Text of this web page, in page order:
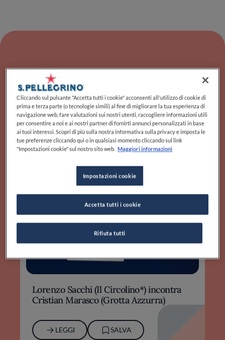
Parliamo di Cristian
Marasco
Lorenzo Sacchi (Il Circolino*) incontra
Cristian Marasco (Grotta Azzurra)
LEGGI SALVA
Pizza senza lievito: come fare l'impasto
con acqua e farina
LEGGI SALVA
Cliccando sul pulsante "Accetta tutti i cookie" acconsenti all'utilizzo di cookie di
prima e terza parte (o tecnologie simili) al fine di migliorare la tua esperienza di
navigazione web, fare valutazioni sui nostri utenti, raccogliere informazioni utili
per consentire a noi e ai nostri partner di fornirti annunci personalizzati in base
ai tuoi interessi. Scopri di più sulla nostra informativa sulla privacy e imposta le
tue preferenze cliccando qui o in qualsiasi momento cliccando sul link
"Impostazioni cookie" sul nostro sito web. Maggiori informazioni
Impostazioni cookie
Rifiuta tutti
Accetta tutti i cookie